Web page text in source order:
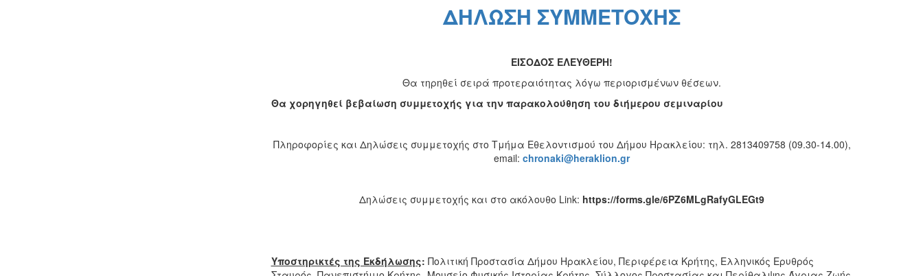
ΔΗΛΩΣΗ ΣΥΜΜΕΤΟΧΗΣ
ΕΙΣΟΔΟΣ ΕΛΕΥΘΕΡΗ!
Θα τηρηθεί σειρά προτεραιότητας λόγω περιορισμένων θέσεων.
Θα χορηγηθεί βεβαίωση συμμετοχής για την παρακολούθηση του διήμερου σεμιναρίου
Πληροφορίες και Δηλώσεις συμμετοχής στο Τμήμα Εθελοντισμού του Δήμου Ηρακλείου: τηλ. 2813409758 (09.30-14.00),
email:chronaki@heraklion.gr
Δηλώσεις συμμετοχής και στο ακόλουθο Link: https://forms.gle/6PZ6MLgRafyGLEGt9
Υποστηρικτές της Εκδήλωσης: Πολιτική Προστασία Δήμου Ηρακλείου, Περιφέρεια Κρήτης, Ελληνικός Ερυθρός